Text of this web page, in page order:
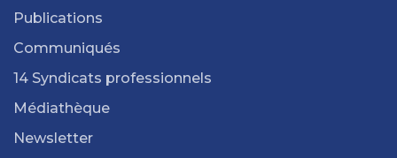
Publications
Communiqués
14 Syndicats professionnels
Médiathèque
Newsletter